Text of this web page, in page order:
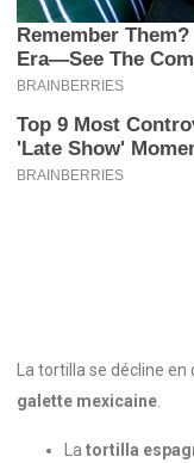
La tortilla se décline en
galette mexicaine.
La tortilla